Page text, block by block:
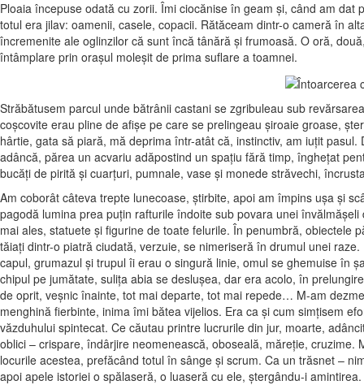
Ploaia începuse odată cu zorii. Îmi ciocănise în geam şi, când am
totul era jilav: oamenii, casele, copacii. Rătăceam dintr-o cameră în
încremenite ale oglinzilor că sunt încă tânără şi frumoasă. O oră,
întâmplare prin oraşul moleşit de prima suflare a toamnei.
Străbătusem parcul unde bătrânii castani se zgribuleau sub
coşcovite erau pline de afişe pe care se prelingeau şiroaie groase,
hârtie, gata să piară, mă deprima într-atât că, instinctiv, am iuţit
adâncă, părea un acvariu adăpostind un spaţiu fără timp, îngheţat
bucăţi de pirită şi cuarţuri, pumnale, vase şi monede străvechi,
Am coborât câteva trepte lunecoase, ştirbite, apoi am împins uşa şi
pagodă lumina prea puţin rafturile îndoite sub povara unei
mai ales, statuete şi figurine de toate felurile. În penumbră, obiectele
tăiaţi dintr-o piatră ciudată, verzuie, se nimeriseră în drumul unei
capul, grumazul şi trupul îi erau o singură linie, omul se ghemuise în
chipul pe jumătate, suliţa abia se desluşea, dar era acolo, în
de oprit, veşnic înainte, tot mai departe, tot mai repede… M-am
menghină fierbinte, inima îmi bătea vijelios. Era ca şi cum simţisem
văzduhului spintecat. Ce căutau printre lucrurile din jur, moarte,
oblici – crispare, îndârjire neomenească, oboseală, măreţie,
locurile acestea, prefăcând totul în sânge şi scrum. Ca un trăsnet –
apoi apele istoriei o spălaseră, o luaseră cu ele, ştergându-i amintirea.